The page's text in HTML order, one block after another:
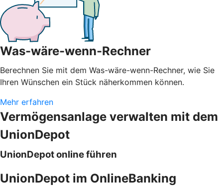
Was-wäre-wenn-Rechner
Berechnen Sie mit dem Was-wäre-wenn-Rechner, wie Sie
Ihren Wünschen ein Stück näherkommen können.
Mehr erfahren
Vermögensanlage verwalten mit dem
UnionDepot
UnionDepot online führen
UnionDepot im OnlineBanking